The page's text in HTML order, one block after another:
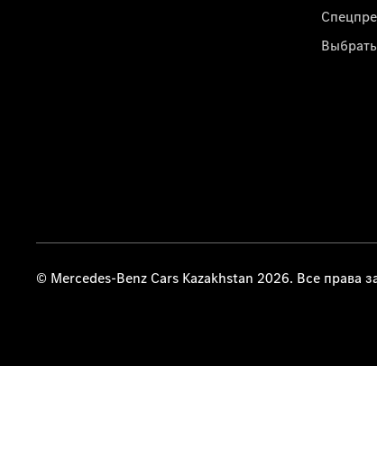
© Mercedes-Benz Cars Kazakhstan 2026. Все права